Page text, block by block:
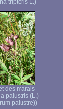
tripteris L.)
des marais
palustris (L.)
palustre))